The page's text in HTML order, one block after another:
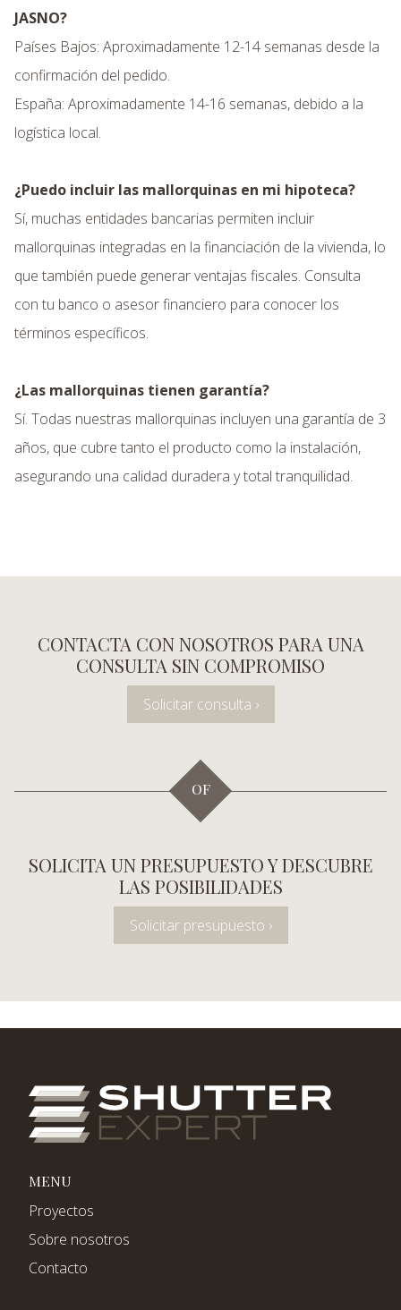
JASNO?
Países Bajos: Aproximadamente 12-14 semanas desde la
confirmación del pedido.
España: Aproximadamente 14-16 semanas, debido a la
logística local.
¿Puedo incluir las mallorquinas en mi hipoteca?
Sí, muchas entidades bancarias permiten incluir
mallorquinas integradas en la financiación de la vivienda, lo
que también puede generar ventajas fiscales. Consulta
con tu banco o asesor financiero para conocer los
términos específicos.
¿Las mallorquinas tienen garantía?
Sí. Todas nuestras mallorquinas incluyen una garantía de 3
años, que cubre tanto el producto como la instalación,
asegurando una calidad duradera y total tranquilidad.
CONTACTA CON NOSOTROS PARA UNA
CONSULTA SIN COMPROMISO
Solicitar consulta ›
OF
SOLICITA UN PRESUPUESTO Y DESCUBRE
LAS POSIBILIDADES
Solicitar presupuesto ›
MENU
Proyectos
Sobre nosotros
Contacto